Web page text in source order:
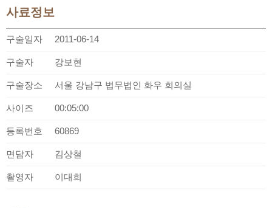
사료정보
구술일자 2011-06-14
구술자 강보현
구술장소 서울 강남구 법무법인 화우 회의실
사이즈 00:05:00
등록번호 60869
면담자 김상철
촬영자 이대희